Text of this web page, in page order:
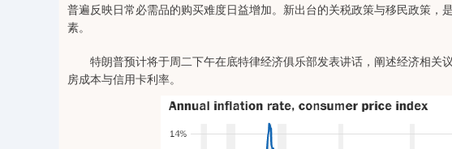
普遍反映日常必需品的购买难度日益增加。新出台的关税政策与移民政策，
素。
特朗普预计将于周二下午在底特律经济俱乐部发表讲话，阐述经济相关
房成本与信用卡利率。